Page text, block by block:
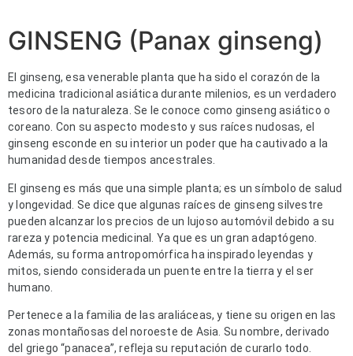
GINSENG (Panax ginseng)
El ginseng, esa venerable planta que ha sido el corazón de la
medicina tradicional asiática durante milenios, es un verdadero
tesoro de la naturaleza. Se le conoce como ginseng asiático o
coreano. Con su aspecto modesto y sus raíces nudosas, el
ginseng esconde en su interior un poder que ha cautivado a la
humanidad desde tiempos ancestrales.
El ginseng es más que una simple planta; es un símbolo de salud
y longevidad. Se dice que algunas raíces de ginseng silvestre
pueden alcanzar los precios de un lujoso automóvil debido a su
rareza y potencia medicinal. Ya que es un gran adaptógeno.
Además, su forma antropomórfica ha inspirado leyendas y
mitos, siendo considerada un puente entre la tierra y el ser
humano.
Pertenece a la familia de las araliáceas, y tiene su origen en las
zonas montañosas del noroeste de Asia. Su nombre, derivado
del griego “panacea”, refleja su reputación de curarlo todo.